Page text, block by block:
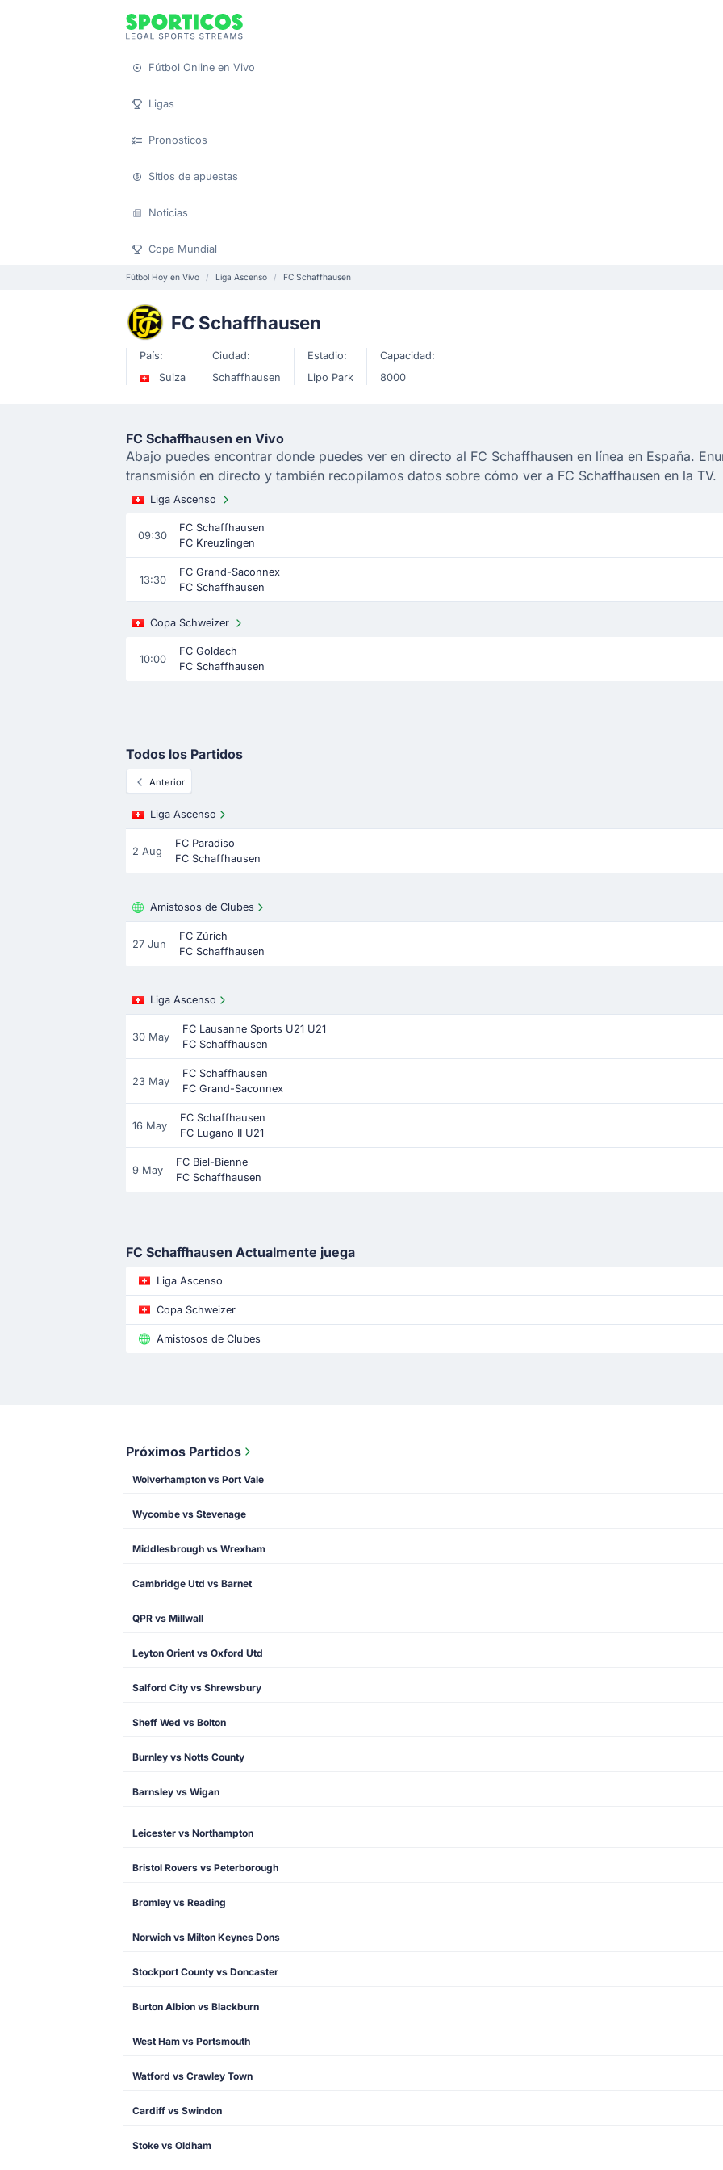
Fútbol Online en Vivo
Ligas
Pronosticos
Sitios de apuestas
Noticias
Copa Mundial
Fútbol Hoy en Vivo Liga Ascenso FC Schaffhausen
FC Schaffhausen
País:
Suiza
Ciudad:
Schaffhausen
Estadio:
Lipo Park
Capacidad:
8000
FC Schaffhausen en Vivo
Abajo puedes encontrar donde puedes ver en directo al FC Schaffhausen en línea en España.
transmisión en directo y también recopilamos datos sobre cómo ver a FC Schaffhausen en la TV.
Liga Ascenso
09:30
FC Schaffhausen
FC Kreuzlingen
13:30
FC Grand-Saconnex
FC Schaffhausen
Copa Schweizer
10:00
FC Goldach
FC Schaffhausen
Todos los Partidos
Anterior
Liga Ascenso
2 Aug
FC Paradiso
FC Schaffhausen
Amistosos de Clubes
27 Jun
FC Zúrich
FC Schaffhausen
Liga Ascenso
30 May
FC Lausanne Sports U21 U21
FC Schaffhausen
23 May
FC Schaffhausen
FC Grand-Saconnex
16 May
FC Schaffhausen
FC Lugano II U21
9 May
FC Biel-Bienne
FC Schaffhausen
FC Schaffhausen Actualmente juega
Liga Ascenso
Copa Schweizer
Amistosos de Clubes
Próximos Partidos
Wolverhampton vs Port Vale
Wycombe vs Stevenage
Middlesbrough vs Wrexham
Cambridge Utd vs Barnet
QPR vs Millwall
Leyton Orient vs Oxford Utd
Salford City vs Shrewsbury
Sheff Wed vs Bolton
Burnley vs Notts County
Barnsley vs Wigan
Leicester vs Northampton
Bristol Rovers vs Peterborough
Bromley vs Reading
Norwich vs Milton Keynes Dons
Stockport County vs Doncaster
Burton Albion vs Blackburn
West Ham vs Portsmouth
Watford vs Crawley Town
Cardiff vs Swindon
Stoke vs Oldham